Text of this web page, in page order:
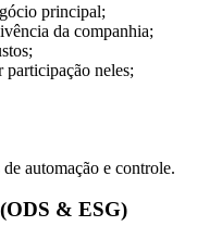
principal;
da companhia;
participação neles;
automação e controle.
& ESG)